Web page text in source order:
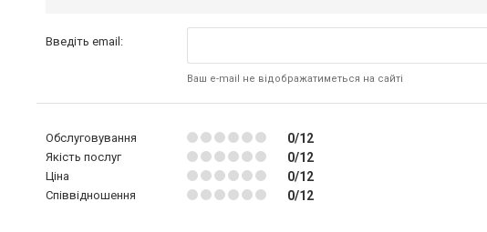
Введіть email:
Ваш e-mail не відображатиметься на сайті
Обслуговування 0/12
Якість послуг 0/12
Ціна 0/12
Співвідношення 0/12